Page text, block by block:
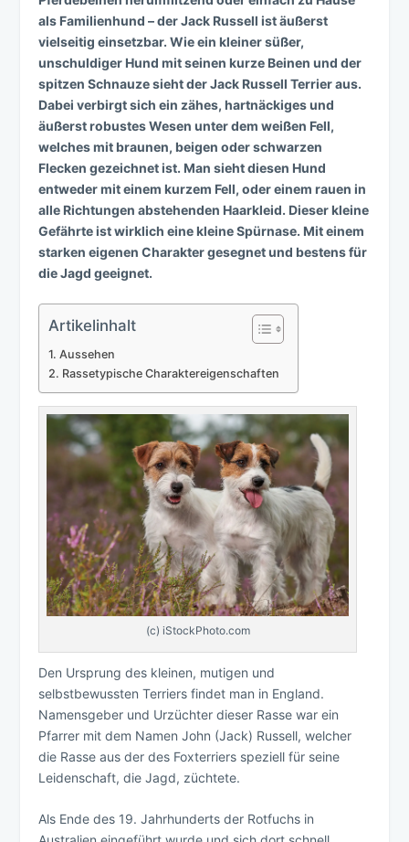
als Familienhund – der Jack Russell ist äußerst
vielseitig einsetzbar. Wie ein kleiner süßer,
unschuldiger Hund mit seinen kurze Beinen und der
spitzen Schnauze sieht der Jack Russell Terrier aus.
Dabei verbirgt sich ein zähes, hartnäckiges und
äußerst robustes Wesen unter dem weißen Fell,
welches mit braunen, beigen oder schwarzen
Flecken gezeichnet ist. Man sieht diesen Hund
entweder mit einem kurzem Fell, oder einem rauen in
alle Richtungen abstehenden Haarkleid. Dieser kleine
Gefährte ist wirklich eine kleine Spürnase. Mit einem
starken eigenen Charakter gesegnet und bestens für
die Jagd geeignet.
Artikelinhalt
Aussehen
Rassetypische Charaktereigenschaften
(c) iStockPhoto.com
Den Ursprung des kleinen, mutigen und
selbstbewussten Terriers findet man in England.
Namensgeber und Urzüchter dieser Rasse war ein
Pfarrer mit dem Namen John (Jack) Russell, welcher
die Rasse aus der des Foxterriers speziell für seine
Leidenschaft, die Jagd, züchtete.
Als Ende des 19. Jahrhunderts der Rotfuchs in